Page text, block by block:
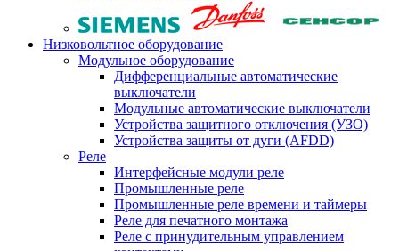
Низковольтное оборудование
Модульное оборудование
Дифференциальные автоматические
выключатели
Модульные автоматические выключатели
Устройства защитного отключения (УЗО)
Устройства защиты от дуги (AFDD)
Реле
Интерфейсные модули реле
Промышленные реле
Промышленные реле времени и таймеры
Реле для печатного монтажа
Реле с принудительным управлением